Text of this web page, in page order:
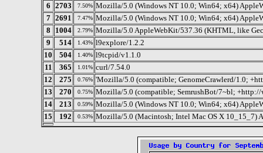
6 2703 7.50% Mozilla/5.0 (Windows NT 10.0; Win64; x64)
7 2691 7.47% Mozilla/5.0 (Windows NT 10.0; Win64; x64)
8
1004 2.79% Mozilla/5.0 AppleWebKit/537.36 (KHTML, like
9
514 1.43% l9explore/1.2.2
10
504 1.40% l9tcpid/v1.1.0
11
365 1.01% curl/7.54.0
12
275 0.76% 'Mozilla/5.0 (compatible; GenomeCrawlerd/1.0;
13
270 0.75% Mozilla/5.0 (compatible; SemrushBot/7~bl; +http://
14
213 0.59% Mozilla/5.0 (Windows NT 10.0; Win64; x64)
15
192 0.53% Mozilla/5.0 (Macintosh; Intel Mac OS X 10_15_7)